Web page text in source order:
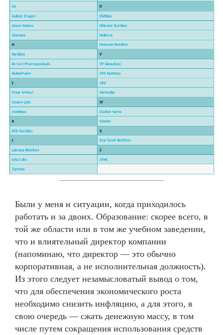
Были у меня и ситуации, когда приходилось
работать и за двоих. Образование: скорее всего, в
той же области или в том же учебном заведении,
что и влиятельный директор компании
(напоминаю, что директор — это обычно
корпоративная, а не исполнительная должность).
Из этого следует незамысловатый вывод о том,
что для обеспечения экономического роста
необходимо снизить инфляцию, а для этого, в
свою очередь — сжать денежную массу, в том
числе путем сокращения использования средств